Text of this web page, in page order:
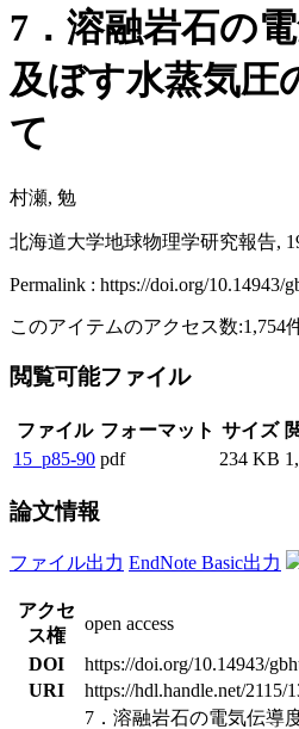
7．溶融岩石の
及ぼす水蒸気圧
て
村瀬, 勉
北海道大学地球物理学研究報告,
Permalink : https://doi.org/10.14943/
このアイテムのアクセス数:1,754
閲覧可能ファイル
ファイル フォーマット サイズ
15_p85-90 pdf 234 KB
論文情報
ファイル出力 EndNote Basic出力
アクセ
ス権
open access
DOI
https://doi.org/10.14943/
URI
https://hdl.handle.net/2115/
7．溶融岩石の電気伝導